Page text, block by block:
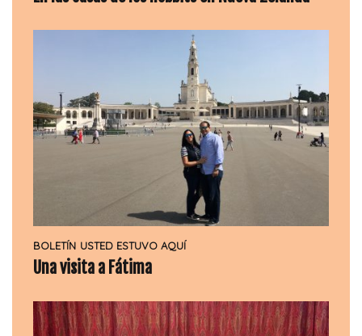
BOLETÍN USTED ESTUVO AQUÍ
Una visita a Fátima